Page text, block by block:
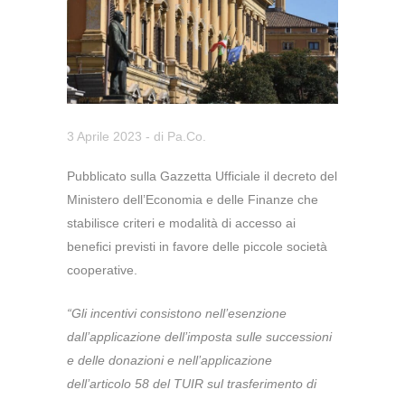
3 Aprile 2023 - di Pa.Co.
Pubblicato sulla Gazzetta Ufficiale il decreto del
Ministero dell’Economia e delle Finanze che
stabilisce criteri e modalità di accesso ai
benefici previsti in favore delle piccole società
cooperative.
“Gli incentivi consistono nell’esenzione
dall’applicazione dell’imposta sulle successioni
e delle donazioni e nell’applicazione
dell’articolo 58 del TUIR sul trasferimento di